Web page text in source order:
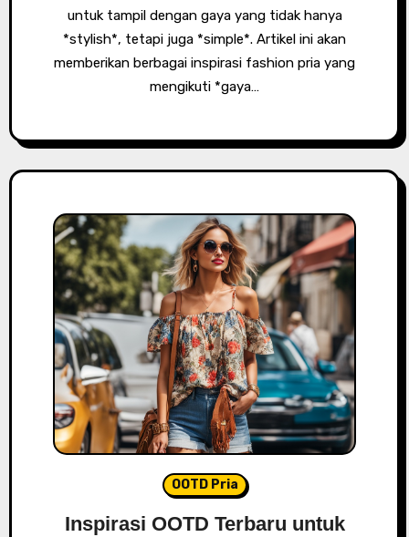
untuk tampil dengan gaya yang tidak hanya
*stylish*, tetapi juga *simple*. Artikel ini akan
memberikan berbagai inspirasi fashion pria yang
mengikuti *gaya…
OOTD Pria
Inspirasi OOTD Terbaru untuk